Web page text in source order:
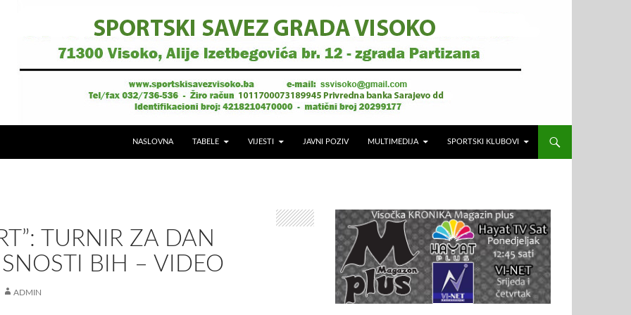
NASLOVNA TABELE VIJESTI JAVNI POZIV MULTIMEDIJA SPORTSKI KLUBOVI
TURNIR ZA DAN
BIH – VIDEO
ADMIN